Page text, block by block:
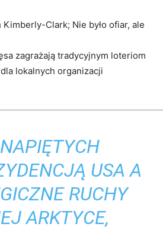
Clark; Nie było ofiar, ale
zagrażają tradycyjnym loteriom
lokalnych organizacji
USA A
RUCHY
ARKTYCE,